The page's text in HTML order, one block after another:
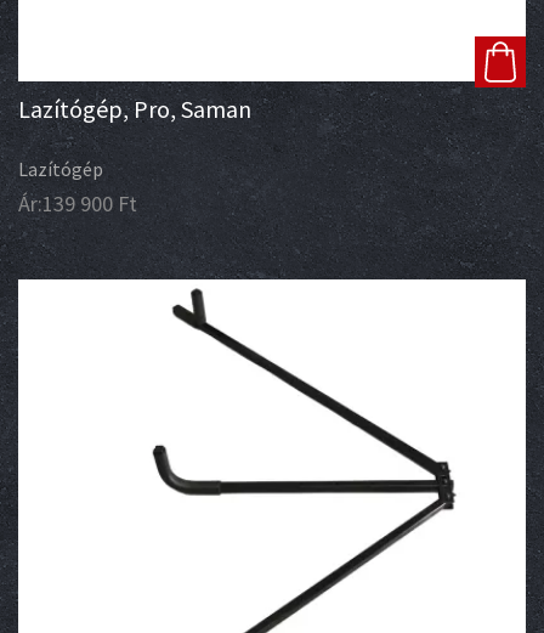
Lazítógép, Pro, Saman
Lazítógép
Ár:139 900 Ft